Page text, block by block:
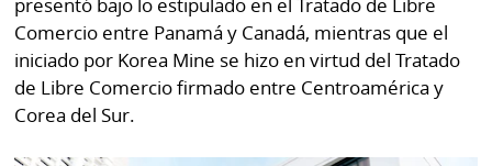
Comercio entre Panamá y Canadá, mientras que el
iniciado por Korea Mine se hizo en virtud del Tratado
de Libre Comercio firmado entre Centroamérica y
Corea del Sur.